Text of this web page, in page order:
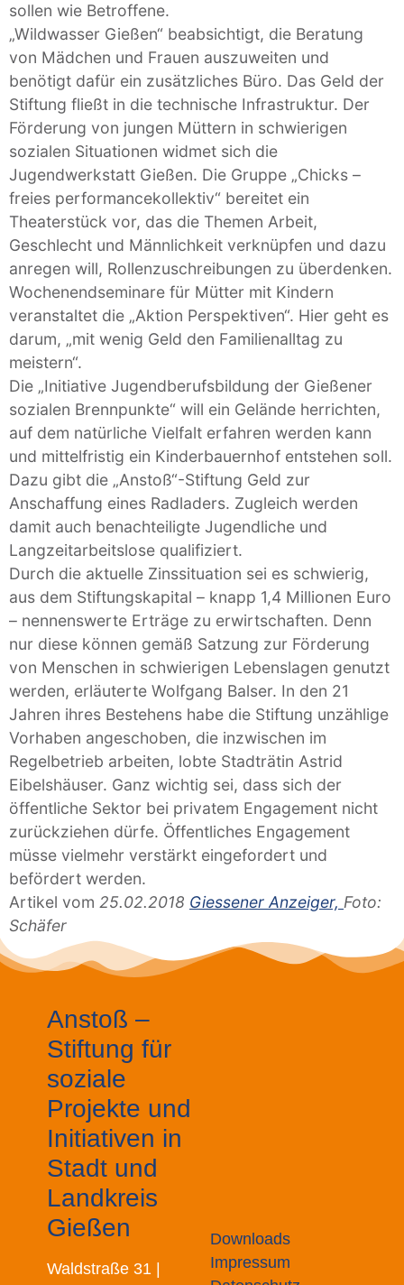
sollen wie Betroffene.
„Wildwasser Gießen“ beabsichtigt, die Beratung
von Mädchen und Frauen auszuweiten und
benötigt dafür ein zusätzliches Büro. Das Geld der
Stiftung fließt in die technische Infrastruktur. Der
Förderung von jungen Müttern in schwierigen
sozialen Situationen widmet sich die
Jugendwerkstatt Gießen. Die Gruppe „Chicks –
freies performancekollektiv“ bereitet ein
Theaterstück vor, das die Themen Arbeit,
Geschlecht und Männlichkeit verknüpfen und dazu
anregen will, Rollenzuschreibungen zu überdenken.
Wochenendseminare für Mütter mit Kindern
veranstaltet die „Aktion Perspektiven“. Hier geht es
darum, „mit wenig Geld den Familienalltag zu
meistern“.
Die „Initiative Jugendberufsbildung der Gießener
sozialen Brennpunkte“ will ein Gelände herrichten,
auf dem natürliche Vielfalt erfahren werden kann
und mittelfristig ein Kinderbauernhof entstehen soll.
Dazu gibt die „Anstoß“-Stiftung Geld zur
Anschaffung eines Radladers. Zugleich werden
damit auch benachteiligte Jugendliche und
Langzeitarbeitslose qualifiziert.
Durch die aktuelle Zinssituation sei es schwierig,
aus dem Stiftungskapital – knapp 1,4 Millionen Euro
– nennenswerte Erträge zu erwirtschaften. Denn
nur diese können gemäß Satzung zur Förderung
von Menschen in schwierigen Lebenslagen genutzt
werden, erläuterte Wolfgang Balser. In den 21
Jahren ihres Bestehens habe die Stiftung unzählige
Vorhaben angeschoben, die inzwischen im
Regelbetrieb arbeiten, lobte Stadträtin Astrid
Eibelshäuser. Ganz wichtig sei, dass sich der
öffentliche Sektor bei privatem Engagement nicht
zurückziehen dürfe. Öffentliches Engagement
müsse vielmehr verstärkt eingefordert und
befördert werden.
Artikel vom 25.02.2018 Giessener Anzeiger, Foto:
Schäfer
Anstoß –
Stiftung für
soziale
Projekte und
Initiativen in
Stadt und
Landkreis
Gießen
Waldstraße 31 |
Downloads
Impressum